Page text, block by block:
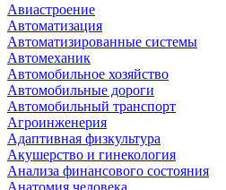
Авиастроение
Автоматизация
Автоматизированные системы
Автомеханик
Автомобильное хозяйство
Автомобильные дороги
Автомобильный транспорт
Агроинженерия
Адаптивная физкультура
Акушерство и гинекология
Анализа финансового состояния
Анатомия человека